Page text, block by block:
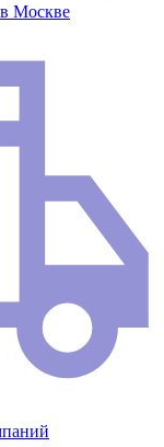
Москве